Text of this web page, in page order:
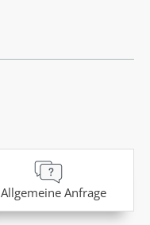
Allgemeine Anfrage